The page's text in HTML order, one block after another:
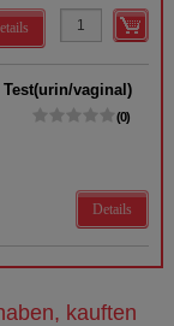
vaginal)
0
Details
kauften